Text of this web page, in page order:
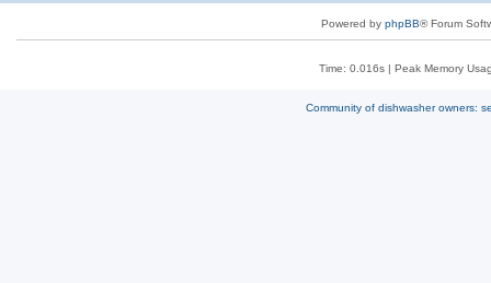
Powered by phpBB® Forum
Time: 0.016s| Peak Memory
Community of dishwasher owners: